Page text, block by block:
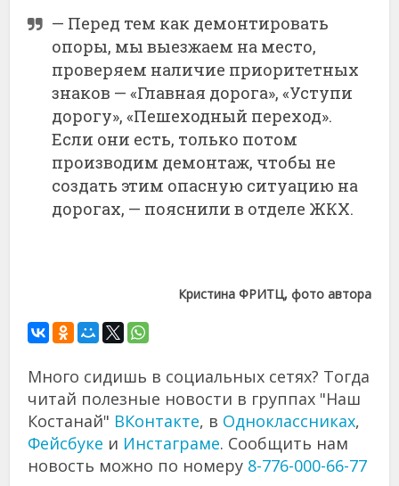
— Перед тем как демонтировать
опоры, мы выезжаем на место,
проверяем наличие приоритетных
знаков — «Главная дорога», «Уступи
дорогу», «Пешеходный переход».
Если они есть, только потом
производим демонтаж, чтобы не
создать этим опасную ситуацию на
дорогах, — пояснили в отделе ЖКХ.
Кристина ФРИТЦ, фото автора
Много сидишь в социальных сетях? Тогда
читай полезные новости в группах "Наш
Костанай" ВКонтакте, в Одноклассниках,
Фейсбуке и Инстаграме. Сообщить нам
новость можно по номеру 8-776-000-66-77